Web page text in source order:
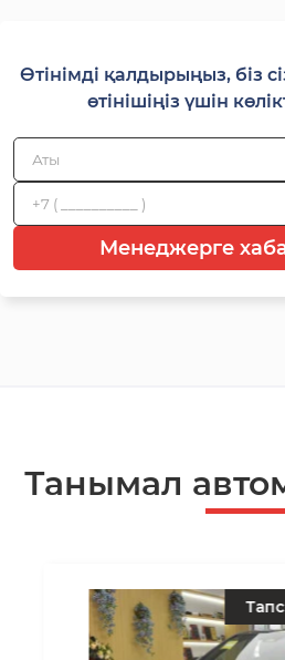
Өтінімді қалдырыңыз, біз
өтінішіңіз үшін
Менеджерге
Танымал